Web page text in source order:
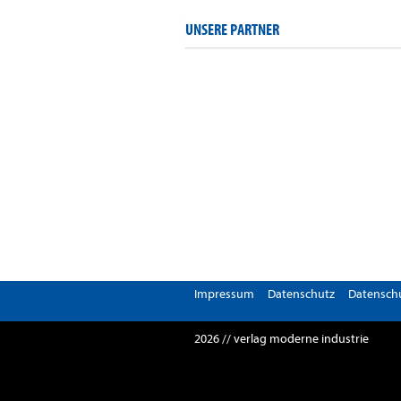
UNSERE PARTNER
Impressum Datenschutz
2026 // verlag moderne industrie